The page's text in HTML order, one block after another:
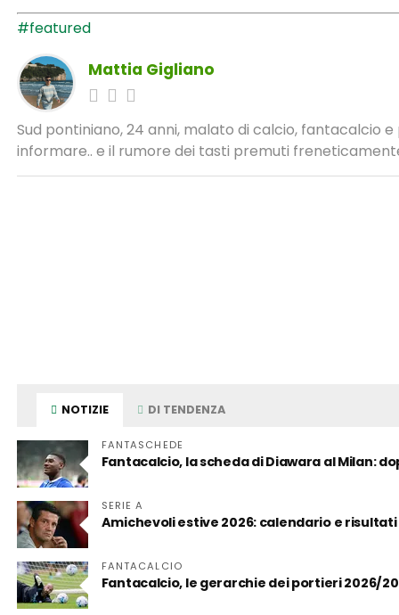
#featured
Mattia Gigliano
Sud pontiniano, 24 anni, malato di calcio, fantacalcio
informare.. e il rumore dei tasti premuti
NOTIZIE DI TENDENZA
FANTASCHEDE
Fantacalcio, la scheda di Diawara al Milan:
SERIE A
Amichevoli estive 2026: calendario e risultati
FANTACALCIO
Fantacalcio, le gerarchie dei portieri 2026/